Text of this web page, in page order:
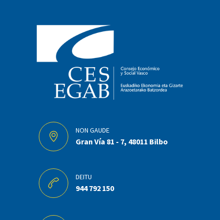
NON GAUDE
Gran Vía 81 - 7, 48011 Bilbo
DEITU
944 792 150